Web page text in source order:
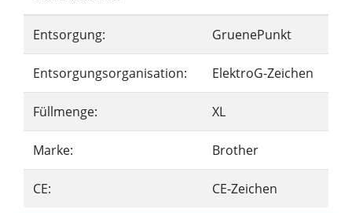
Entsorgung: GruenePunkt
Entsorgungsorganisation: ElektroG-Zeichen
Füllmenge: XL
Marke: Brother
CE: CE-Zeichen